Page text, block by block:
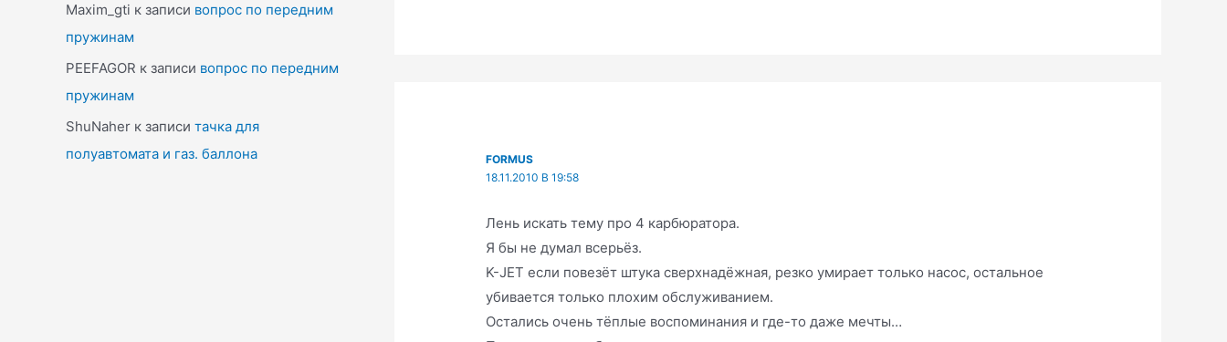
Maxim_gti к записи вопрос по передним
пружинам
PEEFAGOR к записи вопрос по передним
пружинам
ShuNaher к записи тачка для
полуавтомата и газ. баллона
FORMUS
18.11.2010 В 19:58
Лень искать тему прo 4 карбюратора.
Я бы не думал всерьёз.
K-JET если повезёт штука сверхнадёжная, резко умирает только насос, остальное
убивается только плохим обслуживанием.
Остались очень тёплые воспоминания и где-то даже мечты…